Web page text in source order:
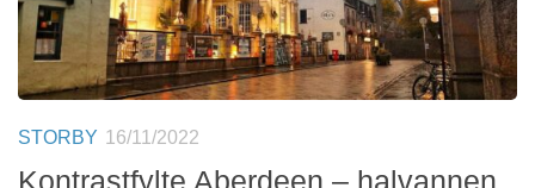
STORBY 16/11/2022
Kontrastfylte Aberdeen – halvannen